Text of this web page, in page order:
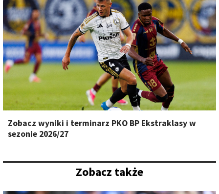
Zobacz wyniki i terminarz PKO BP Ekstraklasy w
sezonie 2026/27
Zobacz także